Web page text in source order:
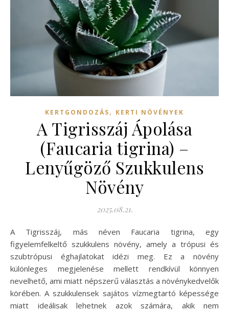
KERTGONDOZÁS, KERTI NÖVÉNYEK
A Tigrisszáj Ápolása
(Faucaria tigrina) –
Lenyűgöző Szukkulens
Növény
2025.08.21.
A Tigrisszáj, más néven Faucaria tigrina, egy
figyelemfelkeltő szukkulens növény, amely a trópusi és
szubtrópusi éghajlatokat idézi meg. Ez a növény
különleges megjelenése mellett rendkívül könnyen
nevelhető, ami miatt népszerű választás a növénykedvelők
körében. A szukkulensek sajátos vízmegtartó képessége
miatt ideálisak lehetnek azok számára, akik nem